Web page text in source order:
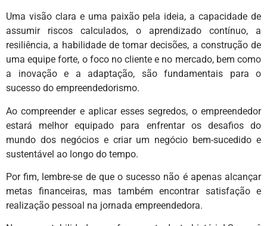
Uma visão clara e uma paixão pela ideia, a capacidade de
assumir riscos calculados, o aprendizado contínuo, a
resiliência, a habilidade de tomar decisões, a construção de
uma equipe forte, o foco no cliente e no mercado, bem como
a inovação e a adaptação, são fundamentais para o
sucesso do empreendedorismo.
Ao compreender e aplicar esses segredos, o empreendedor
estará melhor equipado para enfrentar os desafios do
mundo dos negócios e criar um negócio bem-sucedido e
sustentável ao longo do tempo.
Por fim, lembre-se de que o sucesso não é apenas alcançar
metas financeiras, mas também encontrar satisfação e
realização pessoal na jornada empreendedora.